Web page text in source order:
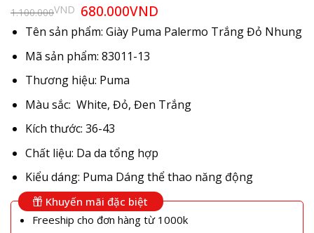
5.0trên 5
dựa trên
286
đánh giá
1.100.000VND Giá
gốc
là:
1.100.000VND.
680.000VND
tại
là:
Tên sản phẩm: Giày Puma Palermo Trắng Đỏ Nhung
Mã sản phẩm: 83011-13
Thương hiệu: Puma
Màu sắc: White, Đỏ, Đen Trắng
Kích thước: 36-43
Chất liệu: Da da tổng hợp
Kiểu dáng: Puma Dáng thể thao năng động
Khuyến mãi đặc biệt
Freeship cho đơn hàng từ 1000k